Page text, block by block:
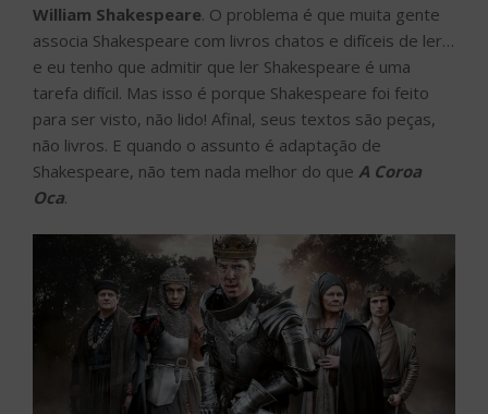
William Shakespeare. O problema é que muita gente
associa Shakespeare com livros chatos e difíceis de ler…
e eu tenho que admitir que ler Shakespeare é uma
tarefa difícil. Mas isso é porque Shakespeare foi feito
para ser visto, não lido! Afinal, seus textos são peças,
não livros. E quando o assunto é adaptação de
Shakespeare, não tem nada melhor do que A Coroa
Oca.